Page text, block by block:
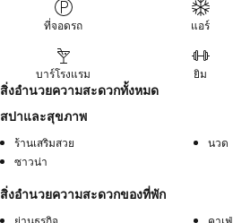
ที่จอดรถ แอร์
บาร์โรงแรม ยิม
สิ่งอำนวยความสะดวกทั้งหมด
สปาและสุขภาพ
ร้านเสริมสวย
นวด
ซาวน่า
สิ่งอำนวยความสะดวกของที่พัก